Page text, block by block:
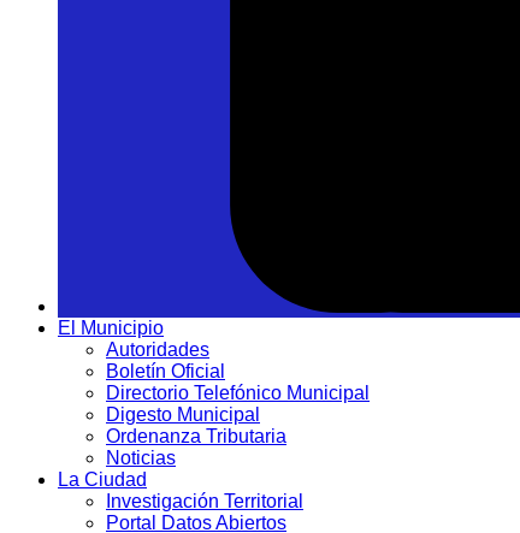
El Municipio
Autoridades
Boletín Oficial
Directorio Telefónico Municipal
Digesto Municipal
Ordenanza Tributaria
Noticias
La Ciudad
Investigación Territorial
Portal Datos Abiertos